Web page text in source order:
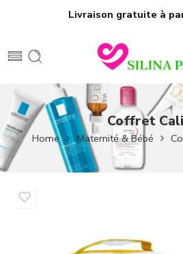
Livraison gratuite à
Coffret
Home Maternité & Bébé